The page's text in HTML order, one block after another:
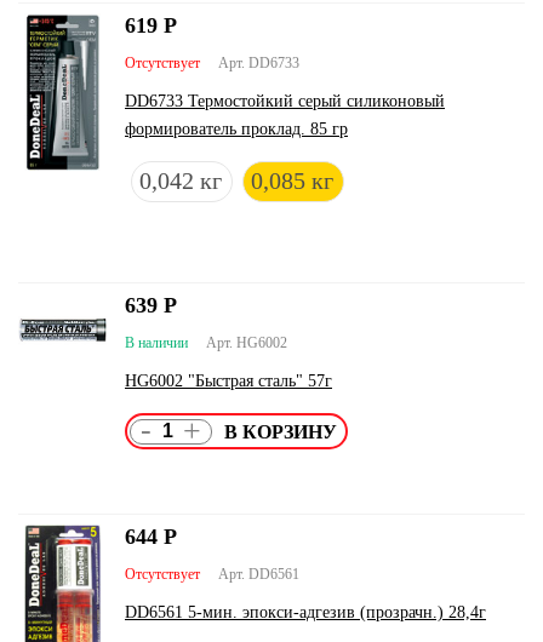
Арт. DD6733
Отсутствует
DD6733 Термостойкий серый силиконовый
формирователь проклад. 85 гр
0,042 кг 0,085 кг
619 Р
Арт. HG6002
В наличии
HG6002 "Быстрая сталь" 57г
639 Р
- +
Арт. DD6561
Отсутствует
DD6561 5-мин. эпокси-адгезив (прозрачн.) 28,4г
644 Р